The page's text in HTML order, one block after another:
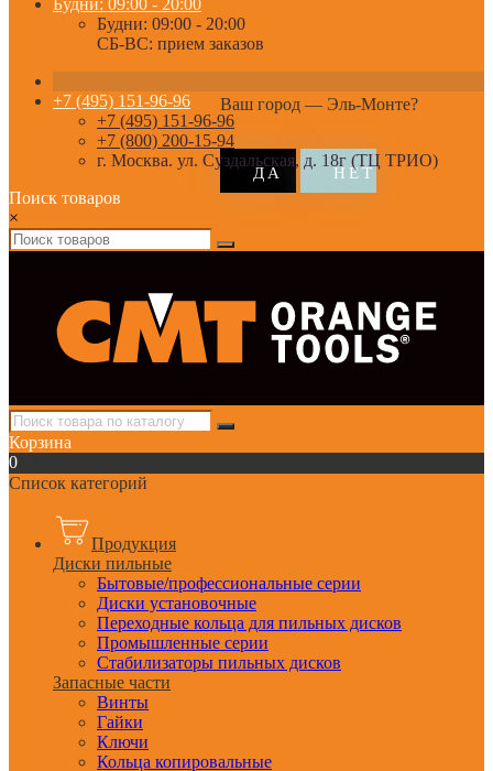
Будни: 09:00 - 20:00
Будни: 09:00 - 20:00
СБ-ВС: прием заказов
Ваш город — Эль-Монте?
+7 (495) 151-96-96
+7 (495) 151-96-96
+7 (800) 200-15-94
г. Москва. ул. Суздальская, д. 18г (ТЦ ТРИО)
Поиск товаров
×
Корзина
0
Список категорий
Продукция
Диски пильные
Бытовые/профессиональные серии
Диски установочные
Переходные кольца для пильных дисков
Промышленные серии
Стабилизаторы пильных дисков
Запасные части
Винты
Гайки
Ключи
Кольца копировальные